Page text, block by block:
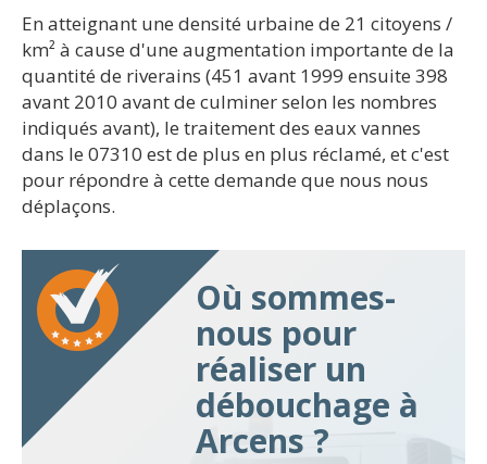
En atteignant une densité urbaine de 21 citoyens /
km² à cause d'une augmentation importante de la
quantité de riverains (451 avant 1999 ensuite 398
avant 2010 avant de culminer selon les nombres
indiqués avant), le traitement des eaux vannes
dans le 07310 est de plus en plus réclamé, et c'est
pour répondre à cette demande que nous nous
déplaçons.
Où sommes-
nous pour
réaliser un
débouchage à
Arcens ?